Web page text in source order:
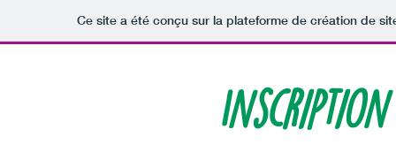
Ce site a été conçu sur la plateforme de création de
Infos pratiques L'équipe